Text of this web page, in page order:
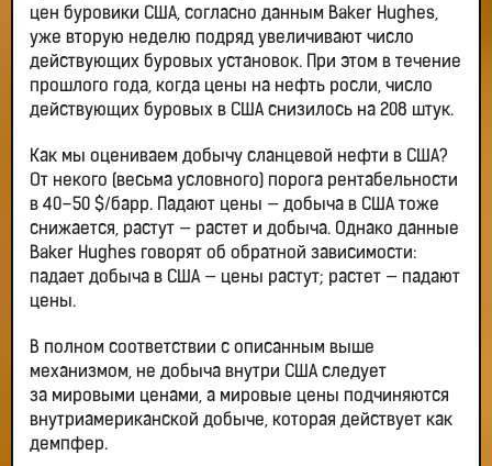
цен буровики США, согласно данным Baker Hughes,
уже вторую неделю подряд увеличивают число
действующих буровых установок. При этом в течение
прошлого года, когда цены на нефть росли, число
действующих буровых в США снизилось на 208 штук.
Как мы оцениваем добычу сланцевой нефти в США?
От некого (весьма условного) порога рентабельности
в 40–50 $/барр. Падают цены — добыча в США тоже
снижается, растут — растет и добыча. Однако данные
Baker Hughes говорят об обратной зависимости:
падает добыча в США — цены растут; растет — падают
цены.
В полном соответствии с описанным выше
механизмом, не добыча внутри США следует
за мировыми ценами, а мировые цены подчиняются
внутриамериканской добыче, которая действует как
демпфер.